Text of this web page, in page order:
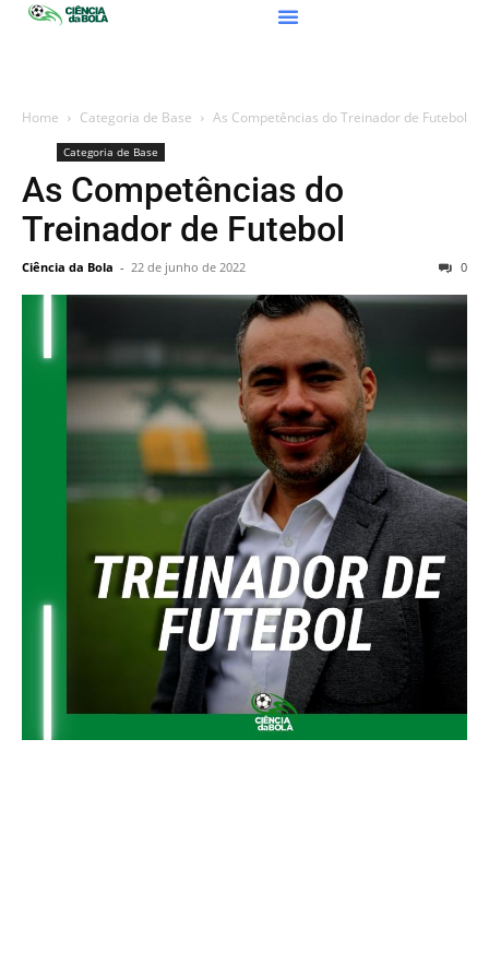
Home Categoria de Base As Competências do Treinador de Futebol
Categoria de Base
As Competências do
Treinador de Futebol
Ciência da Bola - 22 de junho de 2022 0